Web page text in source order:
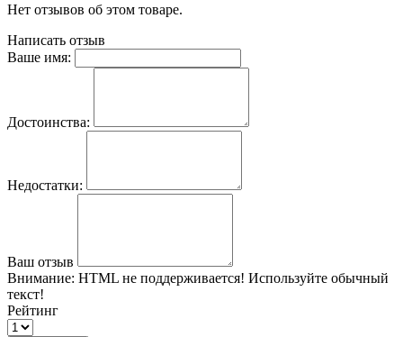
Нет отзывов об этом товаре.
Написать отзыв
Ваше имя:
Достоинства:
Недостатки:
Ваш отзыв
Внимание: HTML не поддерживается! Используйте обычный
текст!
Рейтинг